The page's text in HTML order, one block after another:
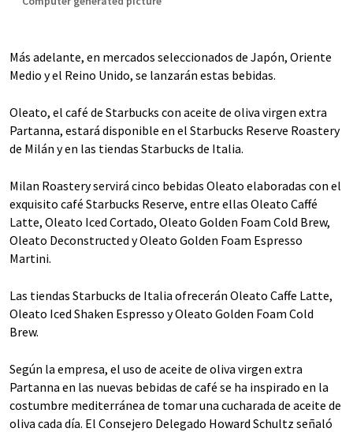
Más adelante, en mercados seleccionados de Japón, Oriente
Medio y el Reino Unido, se lanzarán estas bebidas.
Oleato, el café de Starbucks con aceite de oliva virgen extra
Partanna, estará disponible en el Starbucks Reserve Roastery
de Milán y en las tiendas Starbucks de Italia.
Milan Roastery servirá cinco bebidas Oleato elaboradas con el
exquisito café Starbucks Reserve, entre ellas Oleato Caffé
Latte, Oleato Iced Cortado, Oleato Golden Foam Cold Brew,
Oleato Deconstructed y Oleato Golden Foam Espresso
Martini.
Las tiendas Starbucks de Italia ofrecerán Oleato Caffe Latte,
Oleato Iced Shaken Espresso y Oleato Golden Foam Cold
Brew.
Según la empresa, el uso de aceite de oliva virgen extra
Partanna en las nuevas bebidas de café se ha inspirado en la
costumbre mediterránea de tomar una cucharada de aceite de
oliva cada día. El Consejero Delegado Howard Schultz señaló